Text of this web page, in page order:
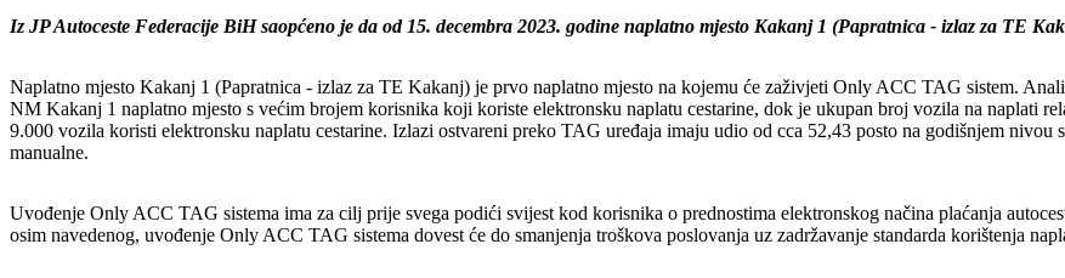
Iz JP Autoceste Federacije BiH saopćeno je da od 15. decembra 2023. godine naplatno mjesto Kakanj 1 (Papratnica - izlaz za TE
Naplatno mjesto Kakanj 1 (Papratnica - izlaz za TE Kakanj) je prvo naplatno mjesto na kojemu će zaživjeti Only ACC TAG sistem.
NM Kakanj 1 naplatno mjesto s većim brojem korisnika koji koriste elektronsku naplatu cestarine, dok je ukupan broj vozila na naplati
9.000 vozila koristi elektronsku naplatu cestarine. Izlazi ostvareni preko TAG uređaja imaju udio od cca 52,43 posto na godišnjem nivou
manualne.
Uvođenje Only ACC TAG sistema ima za cilj prije svega podići svijest kod korisnika o prednostima elektronskog načina plaćanja
osim navedenog, uvođenje Only ACC TAG sistema dovest će do smanjenja troškova poslovanja uz zadržavanje standarda korištenja